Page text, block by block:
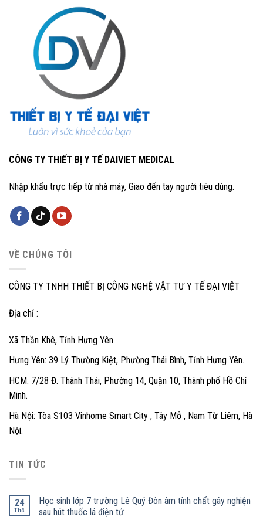
CÔNG TY THIẾT BỊ Y TẾ DAIVIET MEDICAL
Nhập khẩu trực tiếp từ nhà máy, Giao đến tay người tiêu dùng.
VỀ CHÚNG TÔI
CÔNG TY TNHH THIẾT BỊ CÔNG NGHỆ VẬT TƯ Y TẾ ĐẠI VIỆT
Địa chỉ :
Xã Thần Khê, Tỉnh Hưng Yên.
Hưng Yên: 39 Lý Thường Kiệt, Phường Thái Bình, Tỉnh Hưng Yên.
HCM: 7/28 Đ. Thành Thái, Phường 14, Quận 10, Thành phố Hồ Chí
Minh.
Hà Nội: Tòa S103 Vinhome Smart City , Tây Mỗ , Nam Từ Liêm, Hà
Nội.
TIN TỨC
24
Th4
Học sinh lớp 7 trường Lê Quý Đôn âm tính chất gây nghiện
sau hút thuốc lá điện tử